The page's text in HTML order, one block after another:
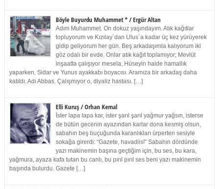
Böyle Buyurdu Muhammet * / Ergür Altan
Adım Muhammet. On dokuz yaşındayım. Atık kağıtlar
topluyorum ve Kızılay`dan Ulus`a kadar üç kez yürüyerek
gidip geliyorum her gün. Beş arkadaşımla kalıyorum iki
göz odalı bir evde. Onlar atık kağıt toplamıyor; Mevlüt
inşaatta çalışıyor mesela, Hüseyin halde hamallık
yaparken, Sidar ve Yunus ayakkabı boyacısı. Aramıza bir arkadaş daha
katıldı. Adı Abbas. Çalışmıyor o, diyaliz hastası. […]
Elli Kuruş / Orhan Kemal
İster lapa lapa kar, ister şarıl şarıl yağmur yağsın, isterse
de bütün gecenin ayazından karlar dona kesmiş olsun,
sabahın beş buçuğunda karanlıkları ürperten sesiyle
sokağa girerdi: “Gazete, havadiis!” Sabahın dördünde
yazı makinemin başına geçtiğim için, bu ses, bu kara,
yağmura, ayaza kafa tutan bu canlı, bu pırıl pırıl ses beni yazı makinemin
başında bulurdu. Gazete […]